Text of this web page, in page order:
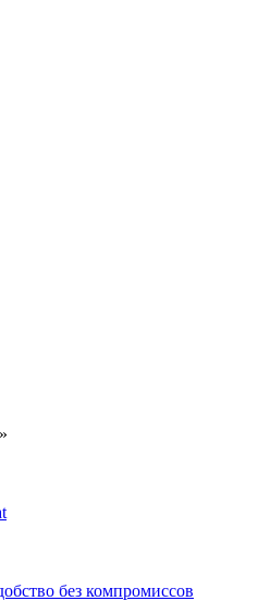
без компромиссов